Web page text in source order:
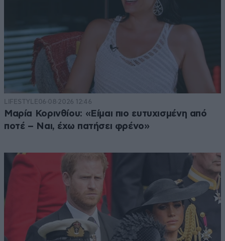
LIFESTYLE06·08·2026 12:46
Μαρία Κορινθίου: «Είμαι πιο ευτυχισμένη από
ποτέ – Ναι, έχω πατήσει φρένο»